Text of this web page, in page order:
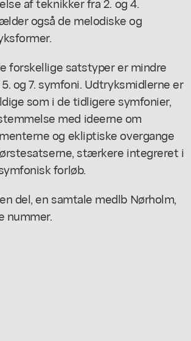
også de melodiske og
forskellige satstyper er mindre
og 7. symfoni. Udtryksmidlerne er
som i de tidligere symfonier,
med ideerne om
og ekliptiske overgange
stærkere integreret i
forløb.
del, en samtale medlb Nørholm,
nummer.